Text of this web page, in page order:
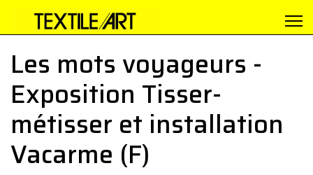
Les mots voyageurs -
Exposition Tisser-
métisser et installation
Vacarme (F)